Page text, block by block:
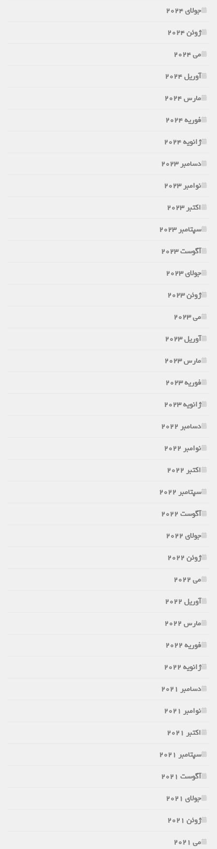
جولای 2024
ژوئن 2024
می 2024
آوریل 2024
مارس 2024
فوریه 2024
ژانویه 2024
دسامبر 2023
نوامبر 2023
اکتبر 2023
سپتامبر 2023
آگوست 2023
جولای 2023
ژوئن 2023
می 2023
آوریل 2023
مارس 2023
فوریه 2023
ژانویه 2023
دسامبر 2022
نوامبر 2022
اکتبر 2022
سپتامبر 2022
آگوست 2022
جولای 2022
ژوئن 2022
می 2022
آوریل 2022
مارس 2022
فوریه 2022
ژانویه 2022
دسامبر 2021
نوامبر 2021
اکتبر 2021
سپتامبر 2021
آگوست 2021
جولای 2021
ژوئن 2021
می 2021